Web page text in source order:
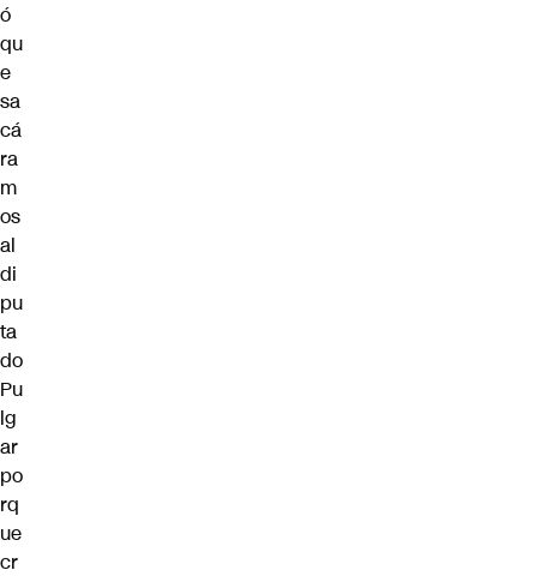
ó
qu
e
sa
cá
ra
m
os
al
di
pu
ta
do
Pu
lg
ar
po
rq
ue
cr